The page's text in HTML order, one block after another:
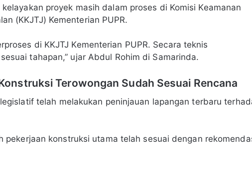
proyek masih dalam proses di Komisi Keamanan
(KKJTJ) Kementerian PUPR.
di KKJTJ Kementerian PUPR. Secara teknis
tahapan,” ujar Abdul Rohim di Samarinda.
Terowongan Sudah Sesuai Rencana
telah melakukan peninjauan lapangan terbaru
pekerjaan konstruksi utama telah sesuai dengan